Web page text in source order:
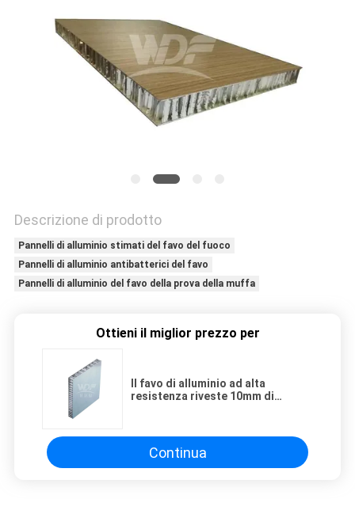
Descrizione di prodotto
Pannelli di alluminio stimati del favo del fuoco
Pannelli di alluminio antibatterici del favo
Pannelli di alluminio del favo della prova della muffa
Ottieni il miglior prezzo per
Il favo di alluminio ad alta
resistenza riveste 10mm di
Continua